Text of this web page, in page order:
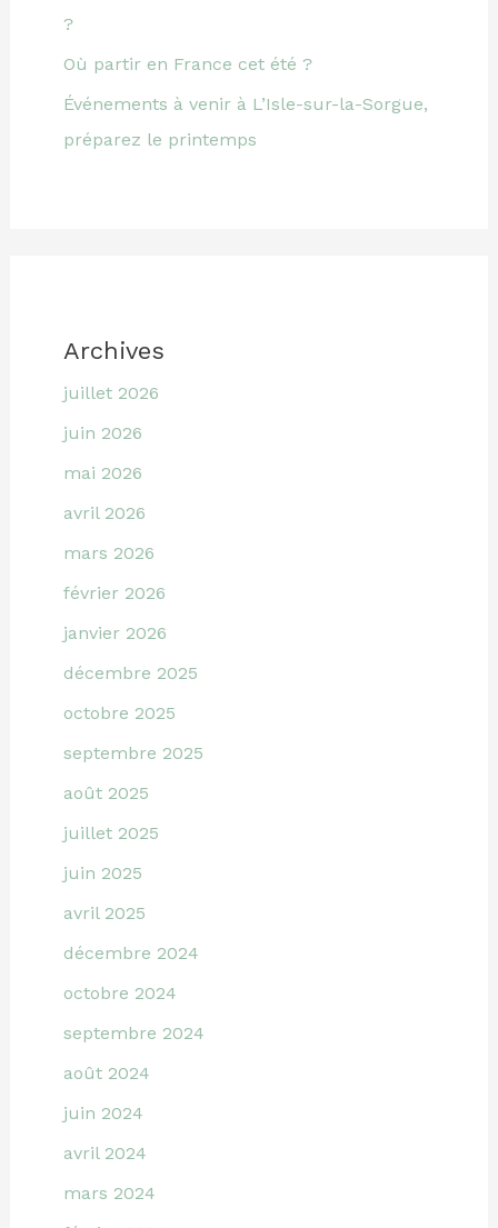
?
Où partir en France cet été ?
Événements à venir à L’Isle-sur-la-Sorgue,
préparez le printemps
Archives
juillet 2026
juin 2026
mai 2026
avril 2026
mars 2026
février 2026
janvier 2026
décembre 2025
octobre 2025
septembre 2025
août 2025
juillet 2025
juin 2025
avril 2025
décembre 2024
octobre 2024
septembre 2024
août 2024
juin 2024
avril 2024
mars 2024